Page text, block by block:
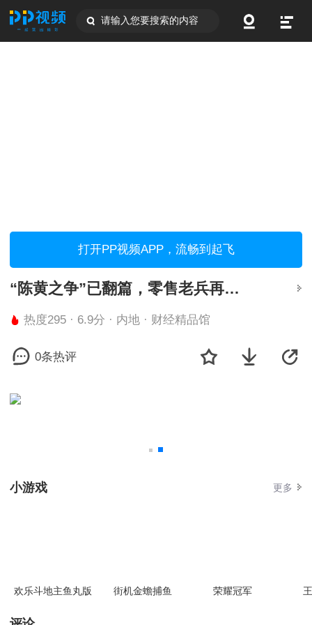
请输入您要搜索的内容
打开PP视频APP，流畅到起飞
“陈黄之争”已翻篇，零售老兵再出发
热度295 · 6.9分 · 内地 · 财经精品馆
0条热评
小游戏 更多
欢乐斗地主鱼丸版 街机金蟾捕鱼 荣耀冠军